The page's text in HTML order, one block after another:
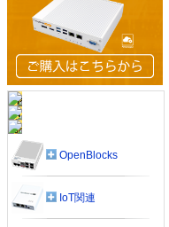
OpenBlocks
IoT関連